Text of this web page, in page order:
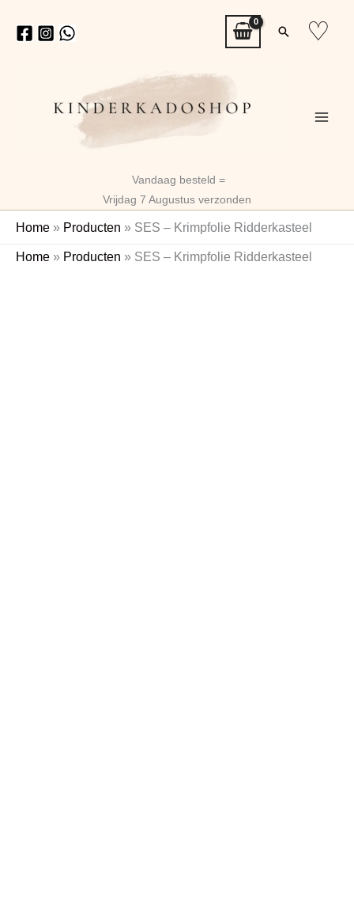
naar
Zoeken
♡
Vandaag besteld =
Vrijdag 7 Augustus verzonden
Home » Producten » SES – Krimpfolie Ridderkasteel
Home » Producten » SES – Krimpfolie Ridderkasteel
SES